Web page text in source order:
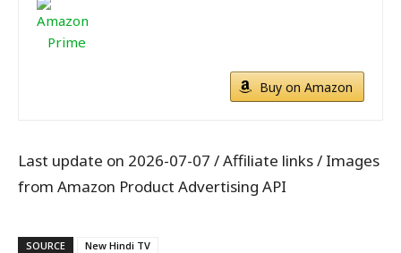
Buy on Amazon
Last update on 2026-07-07 / Affiliate links / Images
from Amazon Product Advertising API
SOURCE New Hindi TV